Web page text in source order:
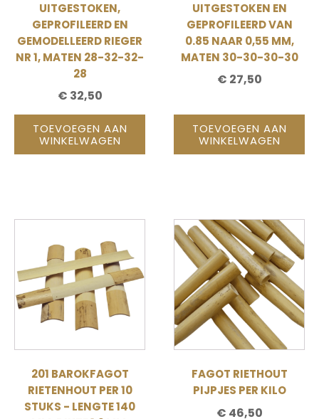
UITGESTOKEN,
GEPROFILEERD EN
GEMODELLEERD RIEGER
NR 1, MATEN 28-32-32-
28
€ 32,50
TOEVOEGEN AAN
WINKELWAGEN
UITGESTOKEN EN
GEPROFILEERD VAN
0.85 NAAR 0,55 MM,
MATEN 30-30-30-30
€ 27,50
TOEVOEGEN AAN
WINKELWAGEN
201 BAROKFAGOT
RIETENHOUT PER 10
STUKS - LENGTE 140
FAGOT RIETHOUT
PIJPJES PER KILO
€ 46,50